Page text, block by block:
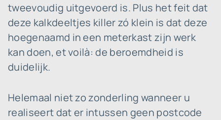
tweevoudig uitgevoerd is. Plus het feit dat
deze kalkdeeltjes killer zó klein is dat deze
hoegenaamd in een meterkast zijn werk
kan doen, et voilà: de beroemdheid is
duidelijk.
Helemaal niet zo zonderling wanneer u
realiseert dat er intussen geen postcode